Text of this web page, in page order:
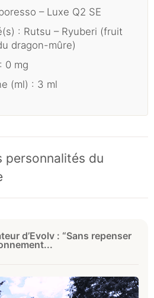
– Luxe Q2 SE
: Rutsu – Ryuberi (fruit
dragon-mûre)
0 mg
(ml) : 3 ml
personnalités du
d’Evolv : “Sans repenser